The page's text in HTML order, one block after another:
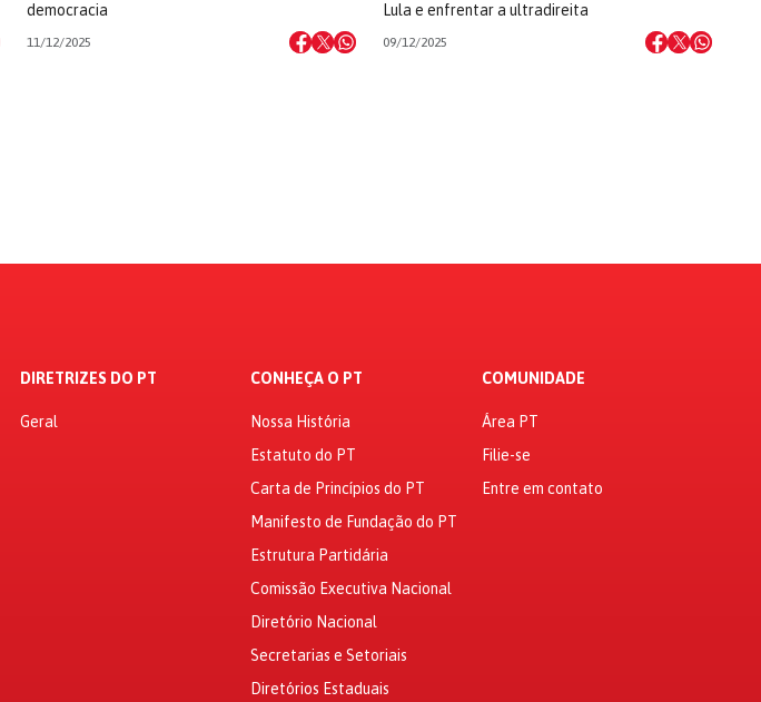
democracia
11/12/2025
Lula e enfrentar a ultradireita
09/12/2025
DIRETRIZES DO PT
Geral
CONHEÇA O PT
Nossa História
Estatuto do PT
Carta de Princípios do PT
Manifesto de Fundação do PT
Estrutura Partidária
Comissão Executiva Nacional
Diretório Nacional
Secretarias e Setoriais
Diretórios Estaduais
COMUNIDADE
Área PT
Filie-se
Entre em contato